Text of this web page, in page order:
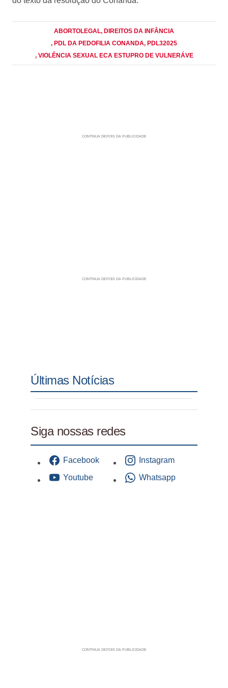
ABORTOLEGAL, DIREITOS DA INFÂNCIA
, PDL DA PEDOFILIA CONANDA, PDL32025
, VIOLÊNCIA SEXUAL ECA ESTUPRO DE VULNERÁVE
Últimas Notícias
Siga nossas redes
Facebook
Instagram
Youtube
Whatsapp